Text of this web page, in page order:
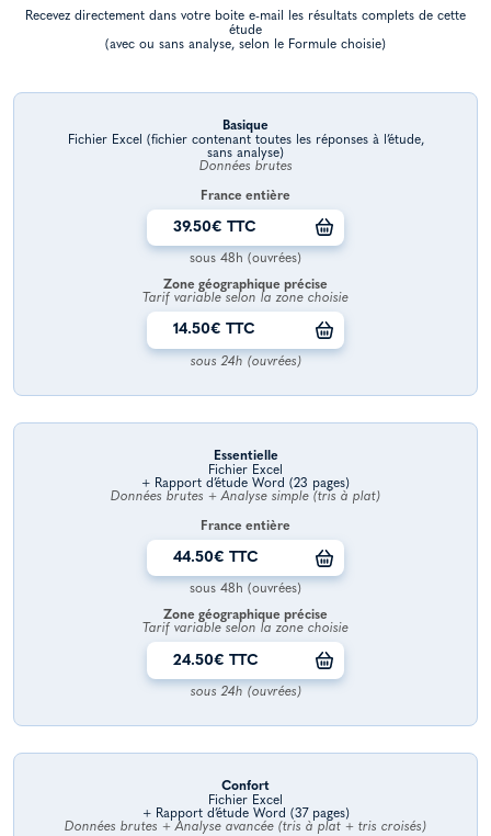
Recevez directement dans votre boite e-mail les résultats complets de cette
étude
(avec ou sans analyse, selon le Formule choisie)
Basique
Fichier Excel (fichier contenant toutes les réponses à l’étude,
sans analyse)
Données brutes
France entière
39.50€ TTC
sous 48h (ouvrées)
Zone géographique précise
Tarif variable selon la zone choisie
14.50€ TTC
sous 24h (ouvrées)
Essentielle
Fichier Excel
+ Rapport d’étude Word (23 pages)
Données brutes + Analyse simple (tris à plat)
France entière
44.50€ TTC
sous 48h (ouvrées)
Zone géographique précise
Tarif variable selon la zone choisie
24.50€ TTC
sous 24h (ouvrées)
Confort
Fichier Excel
+ Rapport d’étude Word (37 pages)
Données brutes + Analyse avancée (tris à plat + tris croisés)